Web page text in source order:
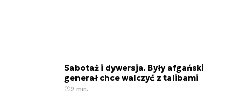
Sabotaż i dywersja. Były afgański
generał chce walczyć z talibami
9 min.